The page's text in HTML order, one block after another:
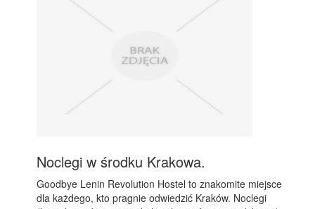
Noclegi w środku Krakowa.
Goodbye Lenin Revolution Hostel to znakomite miejsce
dla każdego, kto pragnie odwiedzić Kraków. Noclegi